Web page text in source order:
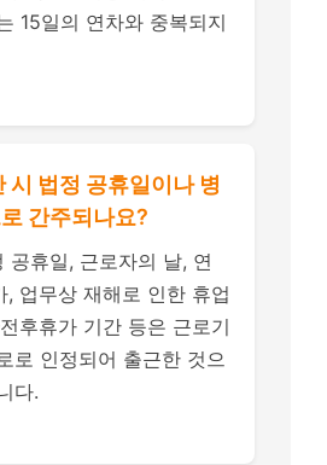
15일의 연차와 중복되지
시 법정 공휴일이나 병
간주되나요?
공휴일, 근로자의 날, 연
, 업무상 재해로 인한 휴업
후휴가 기간 등은 근로기
로 인정되어 출근한 것으
다.